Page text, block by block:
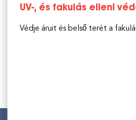
UV-, és fakulás elleni
Védje áruit és belső terét a